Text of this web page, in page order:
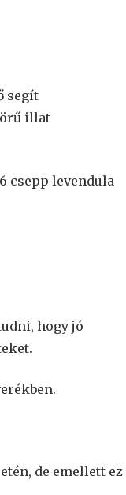
segít
illat
csepp levendula
hogy jó
de emellett ez